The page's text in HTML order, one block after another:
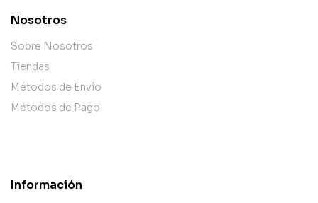
Nosotros
Sobre Nosotros
Tiendas
Métodos de Envío
Métodos de Pago
Información